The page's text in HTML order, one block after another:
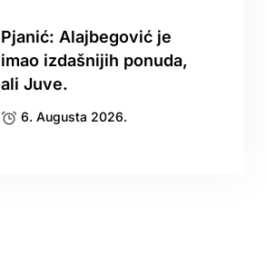
Pjanić: Alajbegović je
imao izdašnijih ponuda,
ali Juve.
6. Augusta 2026.